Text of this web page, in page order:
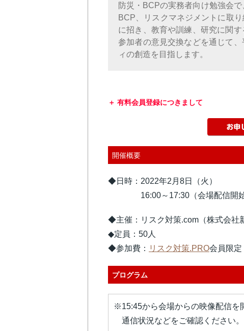
防災・BCPの実務者向け勉強会
BCP、リスクマネジメントに取
に招き、教育や訓練、研究に関
参加者の意見交換などを通じて
ィの創造を目指します。
有料会員登録につきまして
開催概要
◆日時：2022年2月8日（火）
16:00～17:30（会場配信開始
◆主催：リスク対策.com（株式会社
◆定員：50人
◆参加費： リスク対策.PRO会員限
プログラム
※15:45から会場からの映像配信を
通信状況などをご確認ください。